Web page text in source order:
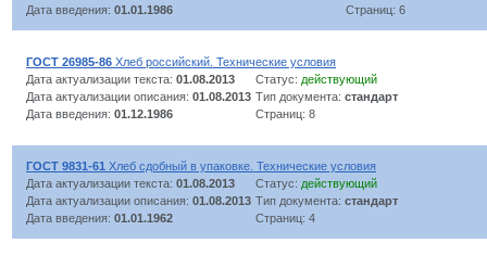
Дата введения: 01.01.1986 Страниц: 6
ГОСТ 26985-86 Хлеб российский. Технические условия
Дата актуализации текста: 01.08.2013 Статус: действующий
Дата актуализации описания: 01.08.2013 Тип документа: стандарт
Дата введения: 01.12.1986 Страниц: 8
ГОСТ 9831-61 Хлеб сдобный в упаковке. Технические условия
Дата актуализации текста: 01.08.2013 Статус: действующий
Дата актуализации описания: 01.08.2013 Тип документа: стандарт
Дата введения: 01.01.1962 Страниц: 4